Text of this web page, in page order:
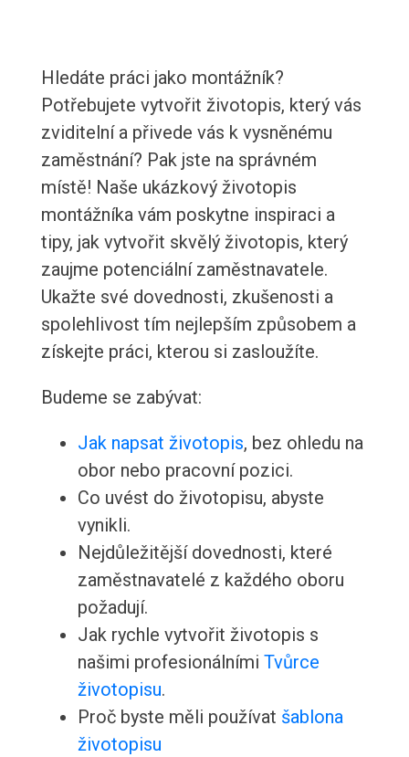
Hledáte práci jako montážník?
Potřebujete vytvořit životopis, který vás
zviditelní a přivede vás k vysněnému
zaměstnání? Pak jste na správném
místě! Naše ukázkový životopis
montážníka vám poskytne inspiraci a
tipy, jak vytvořit skvělý životopis, který
zaujme potenciální zaměstnavatele.
Ukažte své dovednosti, zkušenosti a
spolehlivost tím nejlepším způsobem a
získejte práci, kterou si zasloužíte.
Budeme se zabývat:
Jak napsat životopis, bez ohledu na
obor nebo pracovní pozici.
Co uvést do životopisu, abyste
vynikli.
Nejdůležitější dovednosti, které
zaměstnavatelé z každého oboru
požadují.
Jak rychle vytvořit životopis s
našimi profesionálními Tvůrce
životopisu.
Proč byste měli používat šablona
životopisu